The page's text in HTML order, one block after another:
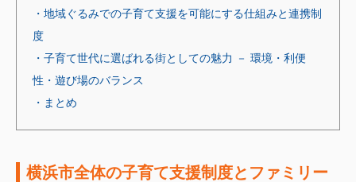
・地域ぐるみでの子育て支援を可能にする仕組みと連携制
度
・子育て世代に選ばれる街としての魅力 － 環境・利便
性・遊び場のバランス
・まとめ
横浜市全体の子育て支援制度とファミリー